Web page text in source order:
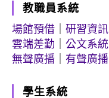
教職員系統
場館預借
研習資訊
雲端差勤
公文系統
無聲廣播
有聲廣播
學生系統